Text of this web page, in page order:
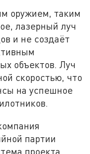
оружием, таким
лазерный луч
и не создаёт
объектов. Луч
скоростью, что
на успешное
партии
проекта